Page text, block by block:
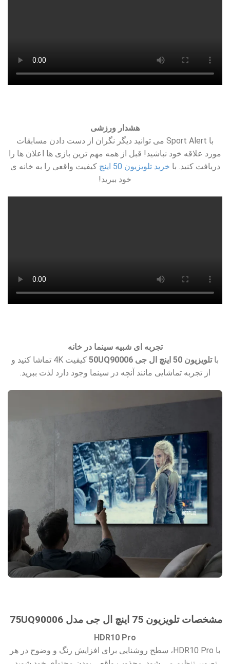
هشدار ورزشی
با Sport Alert می توانید دیگر نگران از دست دادن مسابقات
مورد علاقه خود نباشید! قبل از همه مهم ترین بازی ها اعلان ها را
دریافت کنید. با خرید تلویزیون 50 اینچ
کیفیت واقعی را به خانه ی
خود ببرید!
تجربه ای شبیه سینما در خانه
با تلویزیون 50 اینچ ال جی 50UQ90006
کیفیت 4K تماشا کنید و
از تجربه تماشایی مانند آنچه در سینما وجود دارد لذت ببرید.
مشخصات تلویزیون 75 اینچ ال جی مدل 75UQ90006
HDR10 Pro
با HDR10 Pro، سطح روشنایی برای افزایش رنگ و وضوح در هر